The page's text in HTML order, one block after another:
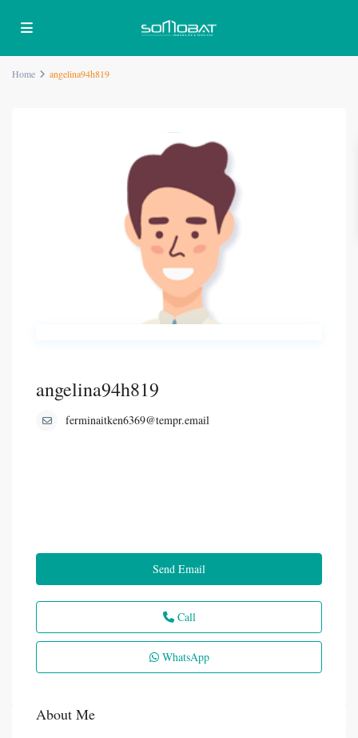
Home angelina94h819
angelina94h819
ferminaitken6369@tempr.email
Send Email
Call
WhatsApp
About Me